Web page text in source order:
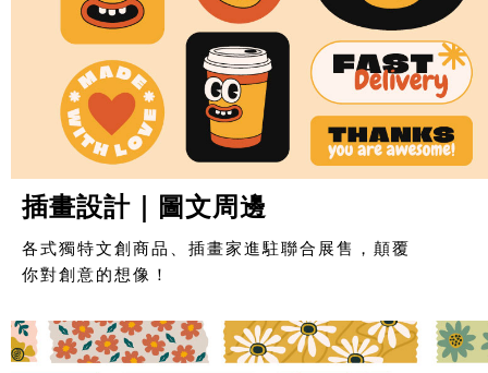
插畫設計｜圖文周邊
各式獨特文創商品、插畫家進駐聯合展售，顛覆
你對創意的想像！